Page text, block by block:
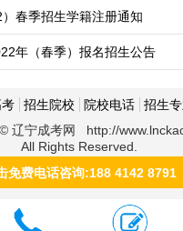
春季招生学籍注册通知
年（春季）报名招生公告
招生院校 院校电话
招生
辽宁成考网 http://
All Rights Reserved.
免费电话咨询:188 4142 8791